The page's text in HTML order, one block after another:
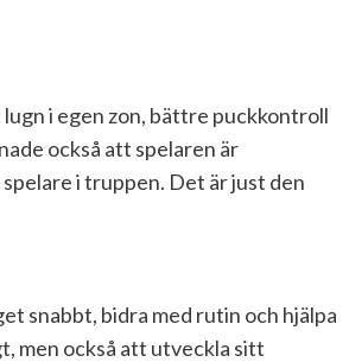
i egen zon, bättre puckkontroll
också att spelaren är
i truppen. Det är just den
snabbt, bidra med rutin och hjälpa
men också att utveckla sitt